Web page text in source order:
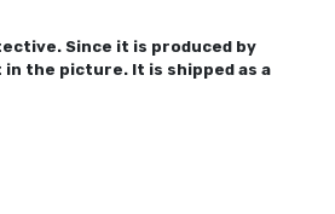
Since it is produced by
the picture. It is shipped as a